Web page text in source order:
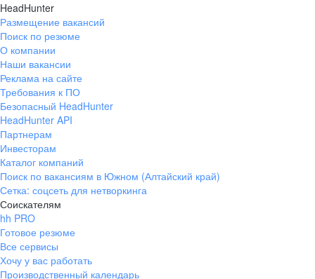
HeadHunter
Размещение вакансий
Поиск по резюме
О компании
Наши вакансии
Реклама на сайте
Требования к ПО
Безопасный HeadHunter
HeadHunter API
Партнерам
Инвесторам
Каталог компаний
Поиск по вакансиям в Южном (Алтайский край)
Сетка: соцсеть для нетворкинга
Соискателям
hh PRO
Готовое резюме
Все сервисы
Хочу у вас работать
Производственный календарь